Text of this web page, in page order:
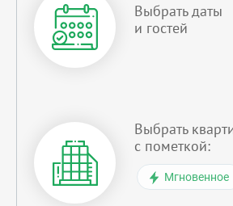
Выбрать даты
и гостей
Выбрать
с пометкой:
Мгновенное